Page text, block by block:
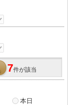
7件が該当
本日